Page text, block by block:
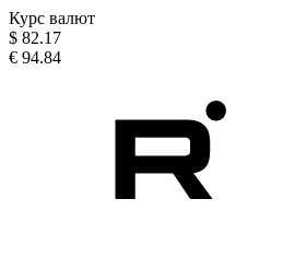
Курс валют
$ 82.17
€ 94.84